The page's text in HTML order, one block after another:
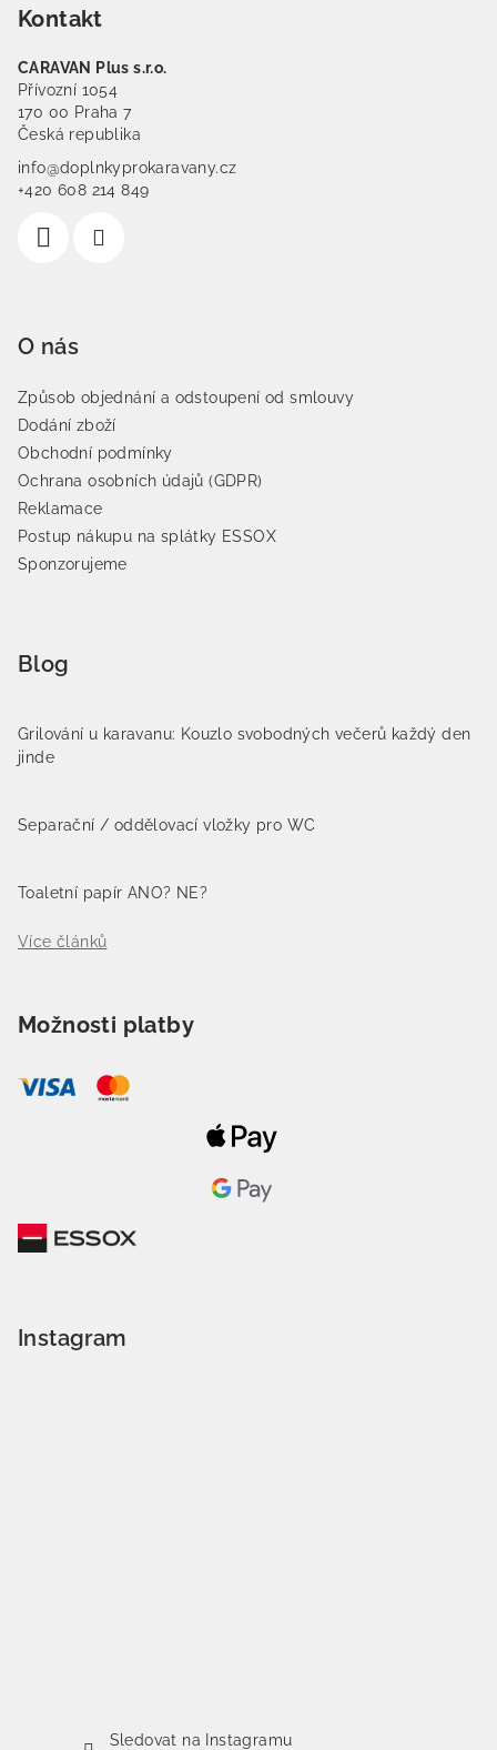
Kontakt
CARAVAN Plus s.r.o.
Přívozní 1054
170 00 Praha 7
Česká republika
info@doplnkyprokaravany.cz
+420 608 214 849
O nás
Způsob objednání a odstoupení od smlouvy
Dodání zboží
Obchodní podmínky
Ochrana osobních údajů (GDPR)
Reklamace
Postup nákupu na splátky ESSOX
Sponzorujeme
Blog
Grilování u karavanu: Kouzlo svobodných večerů každý den
jinde
Separační / oddělovací vložky pro WC
Toaletní papír ANO? NE?
Více článků
Možnosti platby
Instagram
Sledovat na Instagramu